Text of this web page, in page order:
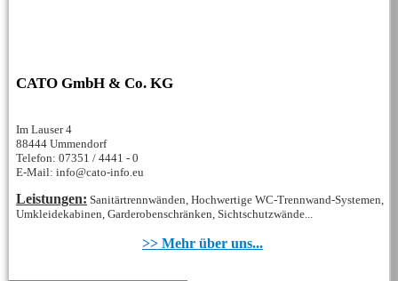
CATO GmbH & Co. KG
Im Lauser 4
88444 Ummendorf
Telefon: 07351 / 4441 - 0
E-Mail: info@cato-info.eu
Leistungen: Sanitärtrennwänden, Hochwertige WC-Trennwand-Systemen,
Umkleidekabinen, Garderobenschränken, Sichtschutzwände...
>> Mehr über uns...